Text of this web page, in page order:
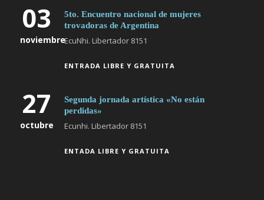
03
noviembre
5to. Encuentro nacional de mujeres
trovadoras de Argentina
EcuNhi. Libertador 8151
ENTRADA LIBRE Y GRATUITA
27
octubre
Segunda jornada artística «No están
perdidas»
Ecunhi. Libertador 8151
ENTADA LIBRE Y GRATUITA